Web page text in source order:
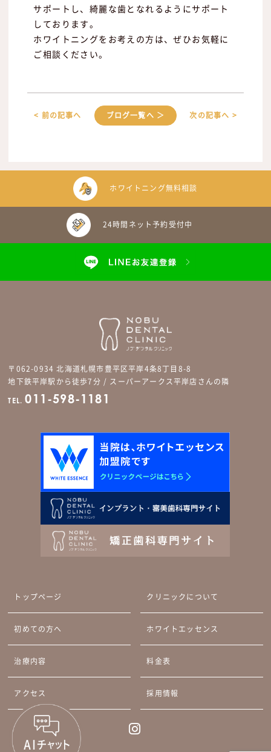
サポートし、綺麗な歯となれるようにサポート
しております。
ホワイトニングをお考えの方は、ぜひお気軽に
ご相談ください。
< 前の記事へ ブログ一覧へ ＞ 次の記事へ >
ホワイトニング無料相談
24時間ネット予約受付中
〒062-0934 北海道札幌市豊平区平岸4条8丁目8-8
地下鉄平岸駅から徒歩7分 / スーパーアークス平岸店さんの隣
TEL.011-598-1181
トップページ クリニックについて
初めての方へ ホワイトエッセンス
治療内容 料金表
アクセス 採用情報